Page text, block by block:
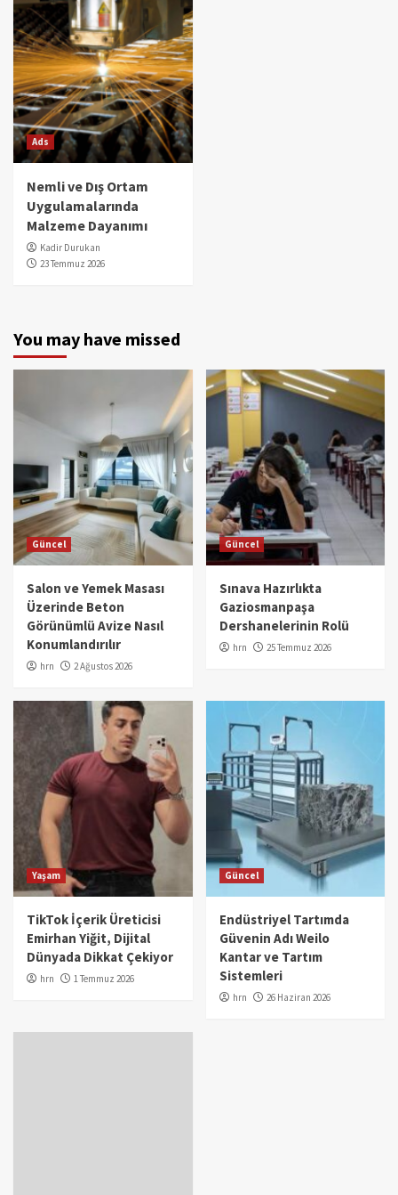
Ads
Nemli ve Dış Ortam
Uygulamalarında
Malzeme Dayanımı
Kadir Durukan
23 Temmuz 2026
You may have missed
Güncel
Salon ve Yemek Masası
Üzerinde Beton
Görünümlü Avize Nasıl
Konumlandırılır
hrn 2 Ağustos 2026
Güncel
Sınava Hazırlıkta
Gaziosmanpaşa
Dershanelerinin Rolü
hrn 25 Temmuz 2026
Yaşam
TikTok İçerik Üreticisi
Emirhan Yiğit, Dijital
Dünyada Dikkat Çekiyor
hrn 1 Temmuz 2026
Güncel
Endüstriyel Tartımda
Güvenin Adı Weilo
Kantar ve Tartım
Sistemleri
hrn 26 Haziran 2026